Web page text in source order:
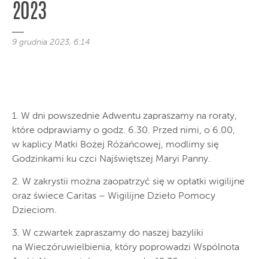
2023
9 grudnia 2023, 6:14
1. W dni powszednie Adwentu zapraszamy na roraty,
które odprawiamy o godz. 6.30. Przed nimi, o 6.00,
w kaplicy Matki Bożej Różańcowej, modlimy się
Godzinkami ku czci Najświętszej Maryi Panny.
2. W zakrystii można zaopatrzyć się w opłatki wigilijne
oraz świece Caritas – Wigilijne Dzieło Pomocy
Dzieciom.
3. W czwartek zapraszamy do naszej bazyliki
na Wieczóruwielbienia, który poprowadzi Wspólnota